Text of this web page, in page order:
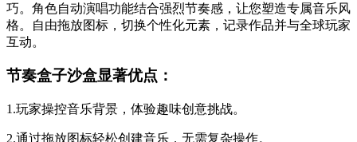
巧。角色自动演唱功能结合强烈节奏感，让您塑造专属音乐风
格。自由拖放图标，切换个性化元素，记录作品并与全球玩家
互动。
节奏盒子沙盒显著优点：
1.玩家操控音乐背景，体验趣味创意挑战。
2.通过拖放图标轻松创建音乐，无需复杂操作。